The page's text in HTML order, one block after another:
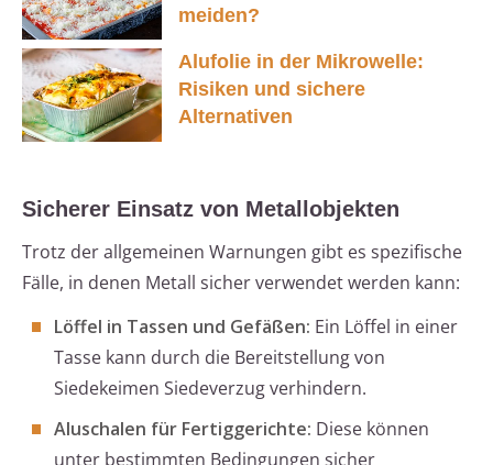
meiden?
Alufolie in der Mikrowelle:
Risiken und sichere
Alternativen
Sicherer Einsatz von Metallobjekten
Trotz der allgemeinen Warnungen gibt es spezifische
Fälle, in denen Metall sicher verwendet werden kann:
Löffel in Tassen und Gefäßen: Ein Löffel in einer
Tasse kann durch die Bereitstellung von
Siedekeimen Siedeverzug verhindern.
Aluschalen für Fertiggerichte: Diese können
unter bestimmten Bedingungen sicher